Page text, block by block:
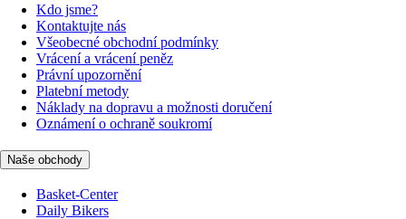
Kdo jsme?
Kontaktujte nás
Všeobecné obchodní podmínky
Vrácení a vrácení peněz
Právní upozornění
Platební metody
Náklady na dopravu a možnosti doručení
Oznámení o ochraně soukromí
Naše obchody
Basket-Center
Daily Bikers